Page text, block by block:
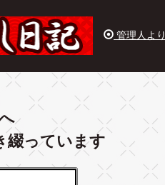
管理人より
綴っています